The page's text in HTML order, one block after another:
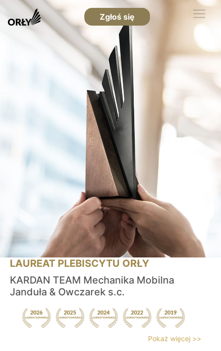
Zgłoś się
LAUREAT PLEBISCYTU ORŁY
KARDAN TEAM Mechanika Mobilna
Janduła & Owczarek s.c.
Pokaż więcej >>